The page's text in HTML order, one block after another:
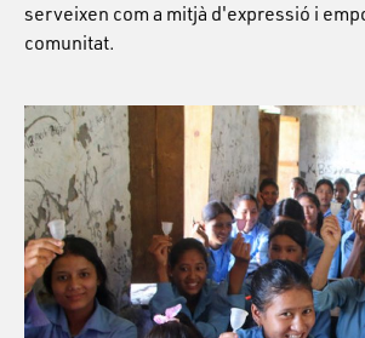
serveixen com a mitjà d'expressió i
comunitat.